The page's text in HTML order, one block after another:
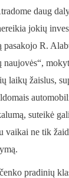
daug
jokių
R.
naujovės“,
laikų žaislus,
suteikė
vaikai ne tik
pradinių